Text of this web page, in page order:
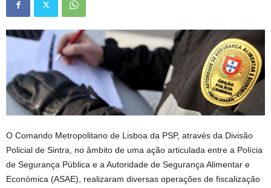
O Comando Metropolitano de Lisboa da PSP, através da Divisão
Policial de Sintra, no âmbito de uma ação articulada entre a Polícia
de Segurança Pública e a Autoridade de Segurança Alimentar e
Económica (ASAE), realizaram diversas operações de fiscalização